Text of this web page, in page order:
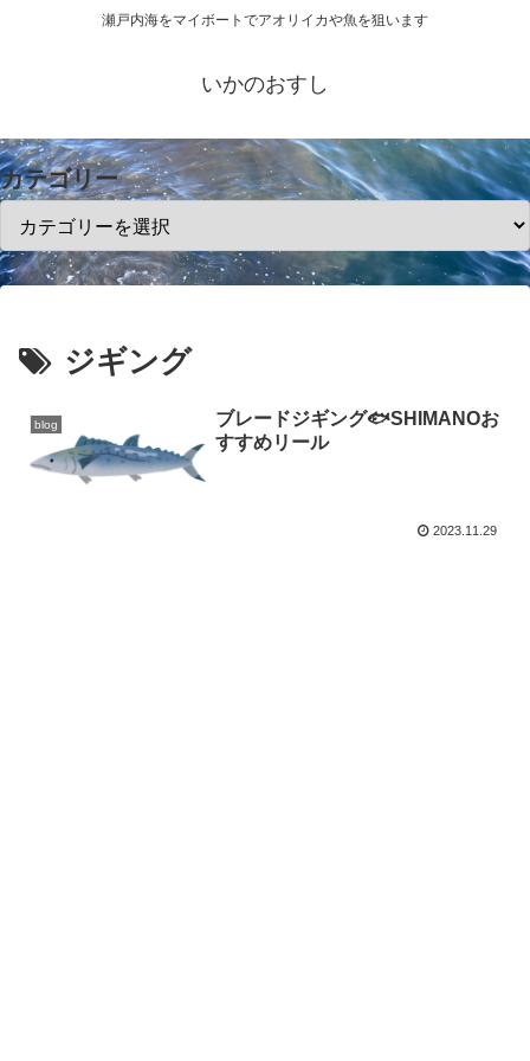
瀬戸内海をマイボートでアオリイカや魚を狙います
いかのおすし
カテゴリー
ジギング
blog
ブレードジギング🐟SHIMANOお
すすめリール
2023.11.29